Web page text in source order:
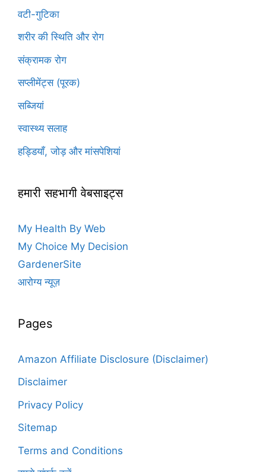
वटी-गुटिका
शरीर की स्थिति और रोग
संक्रामक रोग
सप्लीमेंट्स (पूरक)
सब्जियां
स्वास्थ्य सलाह
हड्डियाँ, जोड़ और मांसपेशियां
हमारी सहभागी वेबसाइट्स
My Health By Web
My Choice My Decision
GardenerSite
आरोग्य न्यूज़
Pages
Amazon Affiliate Disclosure (Disclaimer)
Disclaimer
Privacy Policy
Sitemap
Terms and Conditions